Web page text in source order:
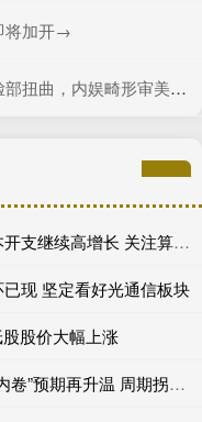
将加开→
娱畸形审美什么时候是个头
鸿岳资本 中信建投：北美云厂商资本开支继续高增长 关注算力超跌与高股息标的
现 坚定看好光通信板块
股价大幅上涨
杜德配资 多晶硅期货全线涨停！“反内卷”预期再升温 周期拐点来了？